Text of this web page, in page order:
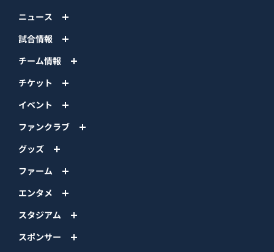
ニュース
試合情報
チーム情報
チケット
イベント
ファンクラブ
グッズ
ファーム
エンタメ
スタジアム
スポンサー